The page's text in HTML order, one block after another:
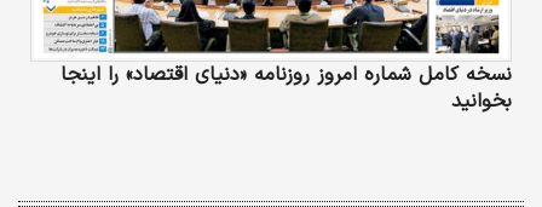
نسخه کامل شماره امروز روزنامه «دنیای‌ اقتصاد» را اینجا
بخوانید